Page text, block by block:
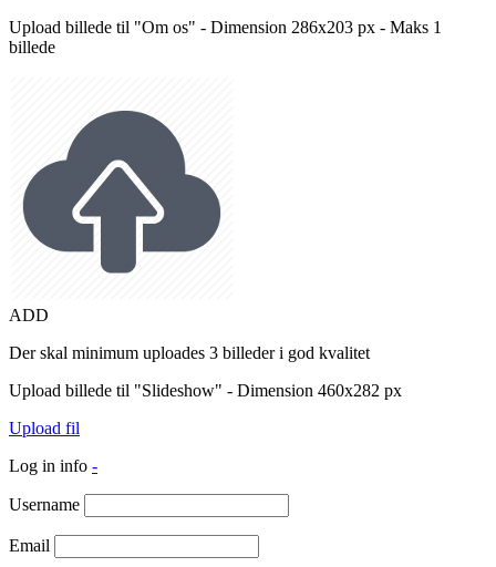
Upload billede til "Om os" - Dimension 286x203 px - Maks 1
billede
ADD
Der skal minimum uploades 3 billeder i god kvalitet
Upload billede til "Slideshow" - Dimension 460x282 px
Upload fil
Log in info -
Username
Email